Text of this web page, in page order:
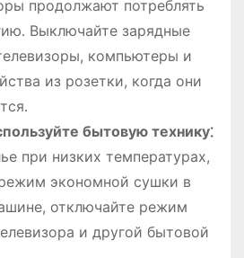
продолжают потреблять
Выключайте зарядные
компьютеры и
из розетки, когда они
бытовую технику⁚
при низких температурах,
экономной сушки в
отключайте режим
и другой бытовой